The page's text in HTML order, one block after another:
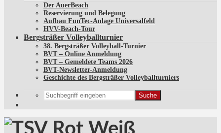
Der AuerBeach
Reservierung und Belegung
Aufbau FunTec-Anlage Universalfeld
HVV-Beach-Tour
Bergsträßer Volleyballturnier
38. Bergsträßer Volleyball-Turnier
BVT – Online Anmeldung
BVT – Gemeldete Teams 2026
BVT-Newsletter-Anmeldung
Geschichte des Bergsträßer Volleyballturniers
Suche